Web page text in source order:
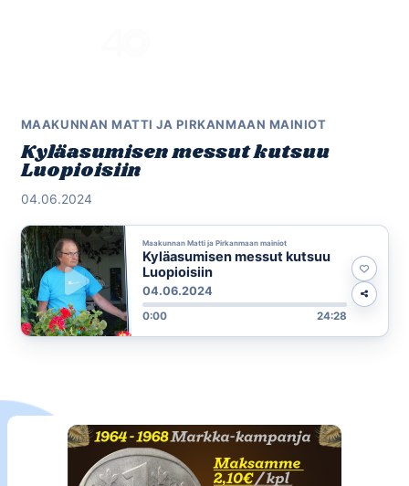
MAAKUNNAN MATTI JA PIRKANMAAN MAINIOT
Kyläasumisen messut kutsuu
Luopioisiin
04.06.2024
Maakunnan Matti ja Pirkanmaan mainiot
Kyläasumisen messut kutsuu
Luopioisiin
04.06.2024
0:00 24:28